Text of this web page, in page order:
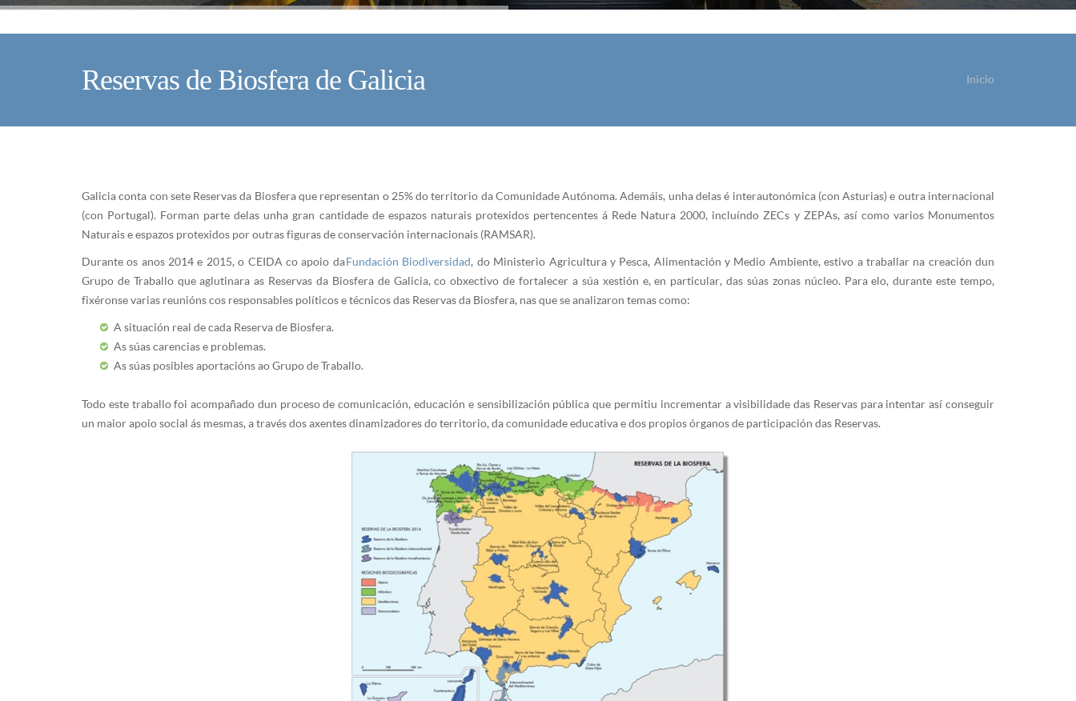
Reservas de Biosfera de Galicia Inicio
Galicia conta con sete Reservas da Biosfera que representan o 25% do territorio da Comunidade Autónoma. Ademáis, unha delas é interautonómica (con Asturias) e outra internacional
(con Portugal). Forman parte delas unha gran cantidade de espazos naturais protexidos pertencentes á Rede Natura 2000, incluíndo ZECs y ZEPAs, así como varios Monumentos
Naturais e espazos protexidos por outras figuras de conservación internacionais (RAMSAR).
Durante os anos 2014 e 2015, o CEIDA co apoio daFundación Biodiversidad, do Ministerio Agricultura y Pesca, Alimentación y Medio Ambiente, estivo a traballar na creación dun
Grupo de Traballo que aglutinara as Reservas da Biosfera de Galicia, co obxectivo de fortalecer a súa xestión e, en particular, das súas zonas núcleo. Para elo, durante este tempo,
fixéronse varias reunións cos responsables políticos e técnicos das Reservas da Biosfera, nas que se analizaron temas como:
A situación real de cada Reserva de Biosfera.
As súas carencias e problemas.
As súas posibles aportacións ao Grupo de Traballo.
Todo este traballo foi acompañado dun proceso de comunicación, educación e sensibilización pública que permitiu incrementar a visibilidade das Reservas para intentar así conseguir
un maior apoio social ás mesmas, a través dos axentes dinamizadores do territorio, da comunidade educativa e dos propios órganos de participación das Reservas.